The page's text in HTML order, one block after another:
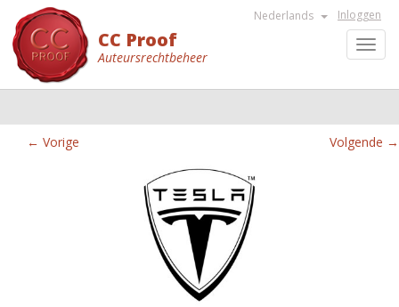
Inloggen
Nederlands
CC Proof
Auteursrechtbeheer
← Vorige Volgende →